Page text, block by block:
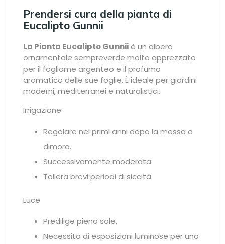
Prendersi cura della pianta di
Eucalipto Gunnii
La Pianta Eucalipto Gunniiè un albero
ornamentale sempreverde molto apprezzato
per il fogliame argenteo e il profumo
aromatico delle sue foglie. È ideale per giardini
moderni, mediterranei e naturalistici.
Irrigazione
Regolare nei primi anni dopo la messa a
dimora.
Successivamente moderata.
Tollera brevi periodi di siccità.
Luce
Predilige pieno sole.
Necessita di esposizioni luminose per uno